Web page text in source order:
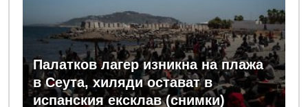
Палатков лагер изникна на плажа
в Сеута, хиляди остават в
испанския ексклав (снимки)